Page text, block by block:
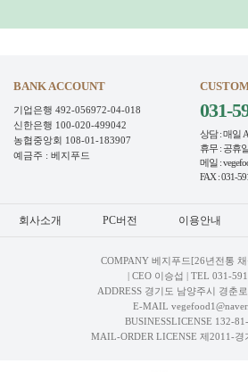
BANK ACCOUNT
기업은행 492-056972-04-018
신한은행 100-020-499042
농협중앙회 108-01-183907
예금주 : 베지푸드
031-
상담 : 매일
휴무 : 공휴
메일 :
FAX : 031-
회사소개 PC버전 이용안내
COMPANY 베지푸드[26년전통
| CEO 이승섭 | TEL 031-
ADDRESS 경기도 남양주시 경춘
E-MAIL
BUSINESSLICENSE 132-
MAIL-ORDER LICENSE 제2011-경